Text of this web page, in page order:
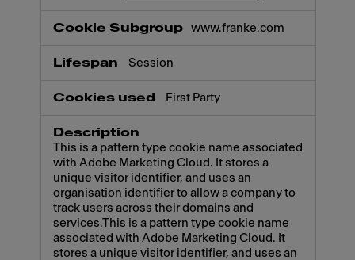
www.franke.com
Session
First Party
This is a pattern type cookie name associated
with Adobe Marketing Cloud. It stores a
unique visitor identifier, and uses an
organisation identifier to allow a company to
track users across their domains and
services.This is a pattern type cookie name
associated with Adobe Marketing Cloud. It
stores a unique visitor identifier, and uses an